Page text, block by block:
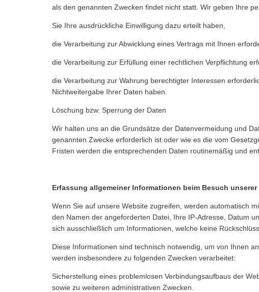
als den genannten Zwecken findet nicht statt. Wir geben Ihre
Sie Ihre ausdrückliche Einwilligung dazu erteilt haben,
die Verarbeitung zur Abwicklung eines Vertrags mit Ihnen
die Verarbeitung zur Erfüllung einer rechtlichen Verpflichtung
die Verarbeitung zur Wahrung berechtigter Interessen
Nichtweitergabe Ihrer Daten haben.
Löschung bzw. Sperrung der Daten
Wir halten uns an die Grundsätze der Datenvermeidung und
genannten Zwecke erforderlich ist oder wie es die vom
Fristen werden die entsprechenden Daten routinemäßig und
Erfassung allgemeiner Informationen beim Besuch unserer
Wenn Sie auf unsere Website zugreifen, werden automatisch
den Namen der angeforderten Datei, Ihre IP-Adresse, Datum
sich ausschließlich um Informationen, welche keine
Diese Informationen sind technisch notwendig, um von Ihnen
werden insbesondere zu folgenden Zwecken verarbeitet:
Sicherstellung eines problemlosen Verbindungsaufbaus der
sowie zu weiteren administrativen Zwecken.